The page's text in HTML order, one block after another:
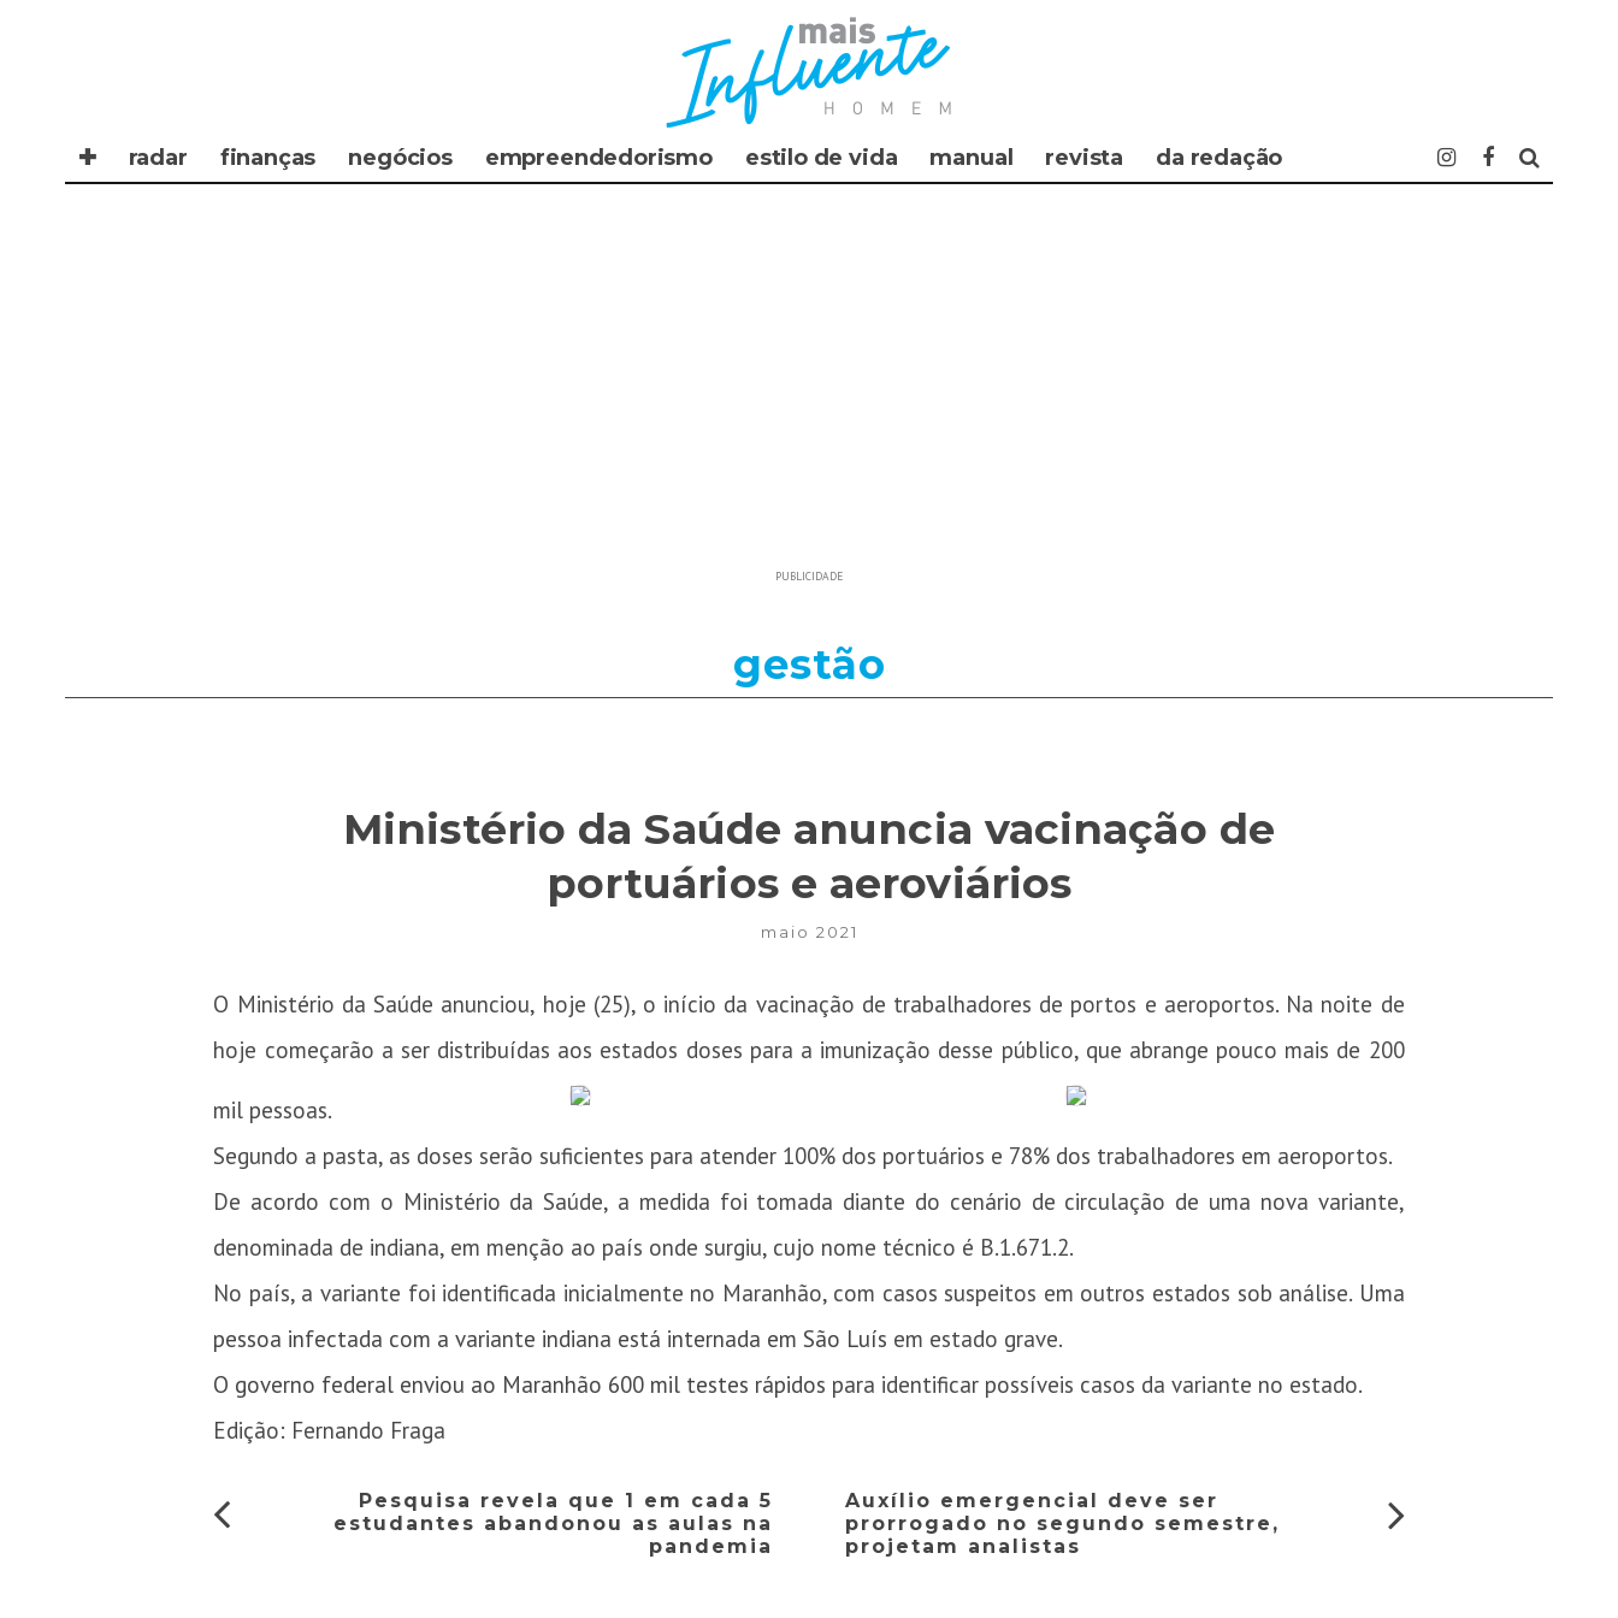
✚ radar finanças negócios empreendedorismo estilo de vida manual revista da redação
PUBLICIDADE
gestão
Ministério da Saúde anuncia vacinação de
portuários e aeroviários
maio 2021
O Ministério da Saúde anunciou, hoje (25), o início da vacinação de trabalhadores de portos e aeroportos. Na noite de
hoje começarão a ser distribuídas aos estados doses para a imunização desse público, que abrange pouco mais de 200
mil pessoas.
Segundo a pasta, as doses serão suficientes para atender 100% dos portuários e 78% dos trabalhadores em aeroportos.
De acordo com o Ministério da Saúde, a medida foi tomada diante do cenário de circulação de uma nova variante,
denominada de indiana, em menção ao país onde surgiu, cujo nome técnico é B.1.671.2.
No país, a variante foi identificada inicialmente no Maranhão, com casos suspeitos em outros estados sob análise. Uma
pessoa infectada com a variante indiana está internada em São Luís em estado grave.
O governo federal enviou ao Maranhão 600 mil testes rápidos para identificar possíveis casos da variante no estado.
Edição: Fernando Fraga
Pesquisa revela que 1 em cada 5
estudantes abandonou as aulas na
pandemia
Auxílio emergencial deve ser
prorrogado no segundo semestre,
projetam analistas